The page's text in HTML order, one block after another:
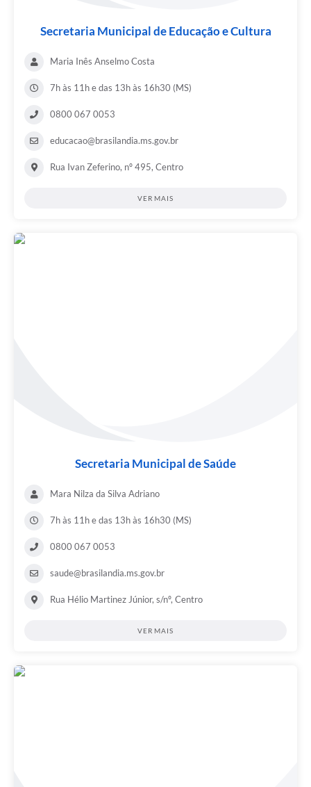
Secretaria Municipal de Educação e Cultura
Maria Inês Anselmo Costa
7h às 11h e das 13h às 16h30 (MS)
0800 067 0053
educacao@brasilandia.ms.gov.br
Rua Ivan Zeferino, nº 495, Centro
VER MAIS
Secretaria Municipal de Saúde
Mara Nilza da Silva Adriano
7h às 11h e das 13h às 16h30 (MS)
0800 067 0053
saude@brasilandia.ms.gov.br
Rua Hélio Martinez Júnior, s/nº, Centro
VER MAIS